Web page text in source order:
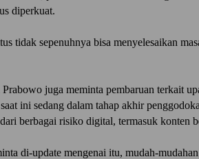
diperkuat.
tidak sepenuhnya bisa menyelesaikan
juga meminta pembaruan terkait
ini sedang dalam tahap akhir
berbagai risiko digital, termasuk konten
di-update mengenai itu, mudah-